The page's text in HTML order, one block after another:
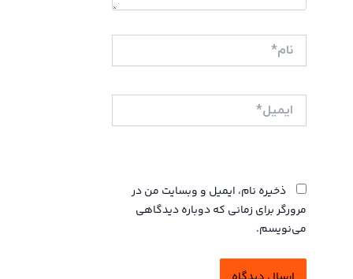
نام*
ایمیل*
ذخیره نام، ایمیل و وبسایت من در
مرورگر برای زمانی که دوباره دیدگاهی
می‌نویسم.